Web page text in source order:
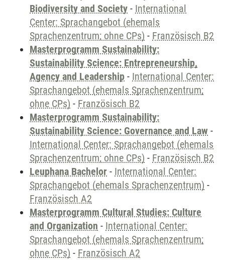
Biodiversity and Society - International
Center: Sprachangebot (ehemals
Sprachenzentrum; ohne CPs) - Französisch B2
Masterprogramm Sustainability:
Sustainability Science: Entrepreneurship,
Agency and Leadership - International Center:
Sprachangebot (ehemals Sprachenzentrum;
ohne CPs) - Französisch B2
Masterprogramm Sustainability:
Sustainability Science: Governance and Law -
International Center: Sprachangebot (ehemals
Sprachenzentrum; ohne CPs) - Französisch B2
Leuphana Bachelor - International Center:
Sprachangebot (ehemals Sprachenzentrum) -
Französisch A2
Masterprogramm Cultural Studies: Culture
and Organization - International Center:
Sprachangebot (ehemals Sprachenzentrum;
ohne CPs) - Französisch A2